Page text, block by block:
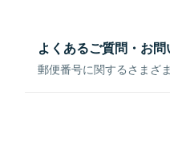
よくあるご質問・お
郵便番号に関するさまざ